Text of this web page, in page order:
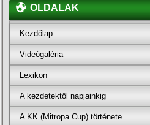
OLDALAK
Kezdőlap
Videógaléria
Lexikon
A kezdetektől napjainkig
A KK (Mitropa Cup) története